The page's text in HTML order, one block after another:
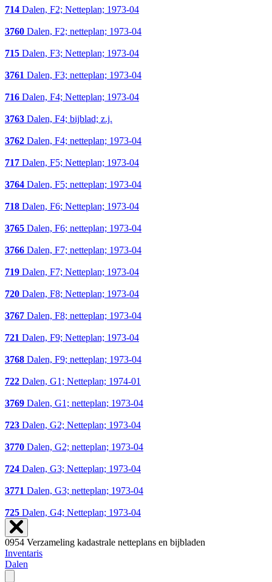
714 Dalen, F2; Netteplan; 1973-04
3760 Dalen, F2; netteplan; 1973-04
715 Dalen, F3; Netteplan; 1973-04
3761 Dalen, F3; netteplan; 1973-04
716 Dalen, F4; Netteplan; 1973-04
3763 Dalen, F4; bijblad; z.j.
3762 Dalen, F4; netteplan; 1973-04
717 Dalen, F5; Netteplan; 1973-04
3764 Dalen, F5; netteplan; 1973-04
718 Dalen, F6; Netteplan; 1973-04
3765 Dalen, F6; netteplan; 1973-04
3766 Dalen, F7; netteplan; 1973-04
719 Dalen, F7; Netteplan; 1973-04
720 Dalen, F8; Netteplan; 1973-04
3767 Dalen, F8; netteplan; 1973-04
721 Dalen, F9; Netteplan; 1973-04
3768 Dalen, F9; netteplan; 1973-04
722 Dalen, G1; Netteplan; 1974-01
3769 Dalen, G1; netteplan; 1973-04
723 Dalen, G2; Netteplan; 1973-04
3770 Dalen, G2; netteplan; 1973-04
724 Dalen, G3; Netteplan; 1973-04
3771 Dalen, G3; netteplan; 1973-04
725 Dalen, G4; Netteplan; 1973-04
0954 Verzameling kadastrale netteplans en bijbladen
Inventaris
Dalen